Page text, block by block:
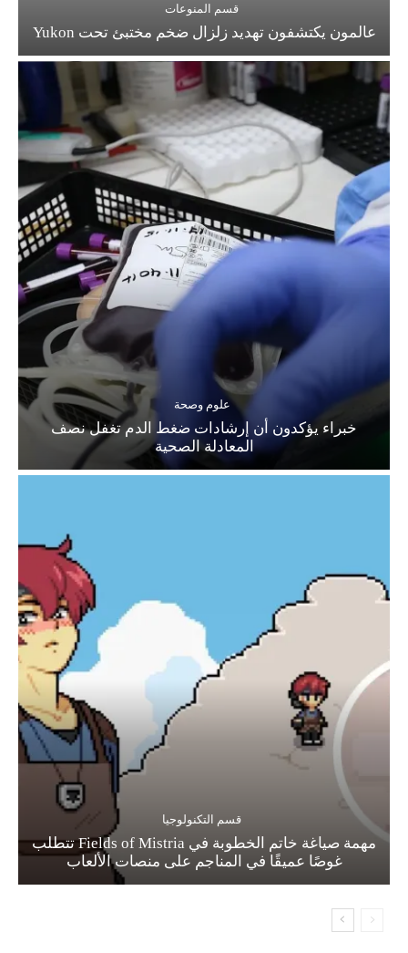
قسم المنوعات
عالمون يكتشفون تهديد زلزال ضخم مختبئ تحت Yukon
علوم وصحة
خبراء يؤكدون أن إرشادات ضغط الدم تغفل نصف
المعادلة الصحية
قسم التكنولوجيا
مهمة صياغة خاتم الخطوبة في Fields of Mistria تتطلب
غوصًا عميقًا في المناجم على منصات الألعاب